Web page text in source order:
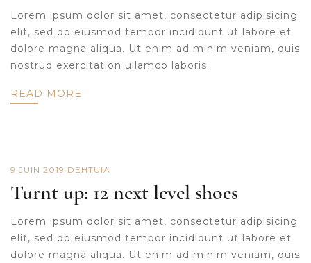
Lorem ipsum dolor sit amet, consectetur adipisicing
elit, sed do eiusmod tempor incididunt ut labore et
dolore magna aliqua. Ut enim ad minim veniam, quis
nostrud exercitation ullamco laboris.
READ MORE
9 JUIN 2019 DE HTUIA
Turnt up: 12 next level shoes
Lorem ipsum dolor sit amet, consectetur adipisicing
elit, sed do eiusmod tempor incididunt ut labore et
dolore magna aliqua. Ut enim ad minim veniam, quis